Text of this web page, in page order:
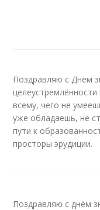
Поздравляю с Днём
всему, чего не
уже обладаешь, не
пути к
просторы эрудиции.
Поздравляю с днём